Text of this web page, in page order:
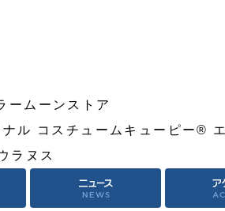
ームーンストア
ナル コスチュームキューピー®
ラヌス